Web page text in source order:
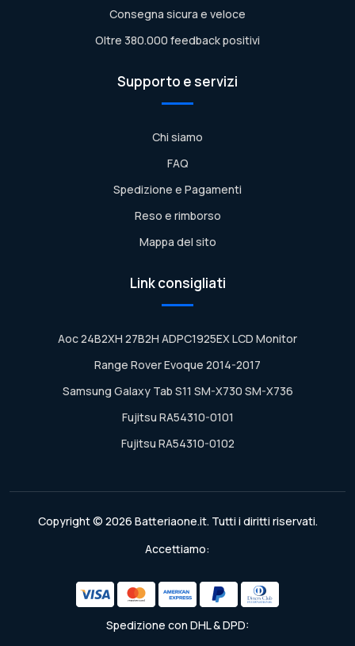
Consegna sicura e veloce
Oltre 380.000 feedback positivi
Supporto e servizi
Chi siamo
FAQ
Spedizione e Pagamenti
Reso e rimborso
Mappa del sito
Link consigliati
Aoc 24B2XH 27B2H ADPC1925EX LCD Monitor
Range Rover Evoque 2014-2017
Samsung Galaxy Tab S11 SM-X730 SM-X736
Fujitsu RA54310-0101
Fujitsu RA54310-0102
Copyright © 2026 Batteriaone.it. Tutti i diritti riservati.
Accettiamo:
Spedizione con DHL & DPD: